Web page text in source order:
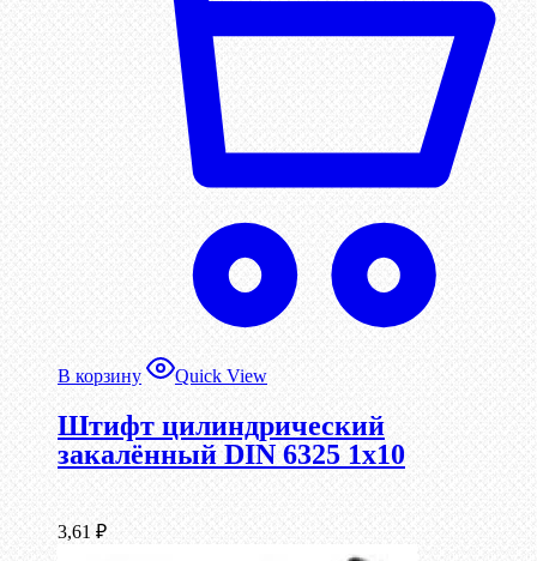
В корзину Quick View
Штифт цилиндрический
закалённый DIN 6325 1х10
3,61 ₽